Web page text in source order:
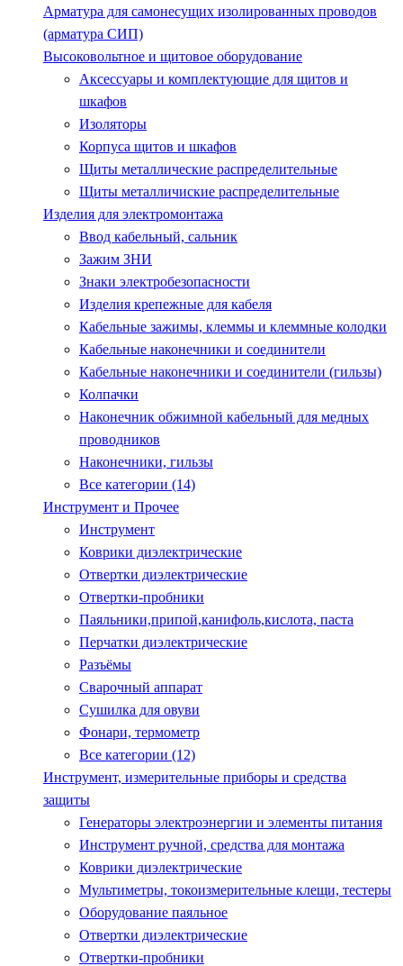
Арматура для самонесущих изолированных проводов
(арматура СИП)
Высоковольтное и щитовое оборудование
Аксессуары и комплектующие для щитов и
шкафов
Изоляторы
Корпуса щитов и шкафов
Щиты металлические распределительные
Щиты металличиские распределительные
Изделия для электромонтажа
Ввод кабельный, сальник
Зажим ЗНИ
Знаки электробезопасности
Изделия крепежные для кабеля
Кабельные зажимы, клеммы и клеммные колодки
Кабельные наконечники и соединители
Кабельные наконечники и соединители (гильзы)
Колпачки
Наконечник обжимной кабельный для медных
проводников
Наконечники, гильзы
Все категории (14)
Инструмент и Прочее
Инструмент
Коврики диэлектрические
Отвертки диэлектрические
Отвертки-пробники
Паяльники,припой,канифоль,кислота, паста
Перчатки диэлектрические
Разъёмы
Сварочный аппарат
Сушилка для овуви
Фонари, термометр
Все категории (12)
Инструмент, измерительные приборы и средства
защиты
Генераторы электроэнергии и элементы питания
Инструмент ручной, средства для монтажа
Коврики диэлектрические
Мультиметры, токоизмерительные клещи, тестеры
Оборудование паяльное
Отвертки диэлектрические
Отвертки-пробники